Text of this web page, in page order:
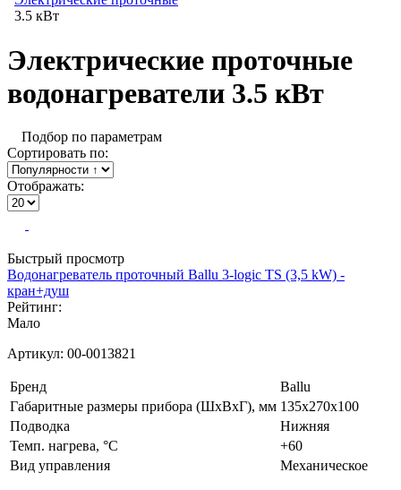
3.5 кВт
Электрические проточные
водонагреватели 3.5 кВт
Подбор по параметрам
Сортировать по:
Отображать:
Быстрый просмотр
Водонагреватель проточный Ballu 3-logic TS (3,5 kW) -
кран+душ
Рейтинг:
Мало
Артикул: 00-0013821
Бренд
Ballu
Габаритные размеры прибора (ШхВхГ), мм 135x270x100
Подводка
Нижняя
Темп. нагрева, °С
+60
Вид управления
Механическое